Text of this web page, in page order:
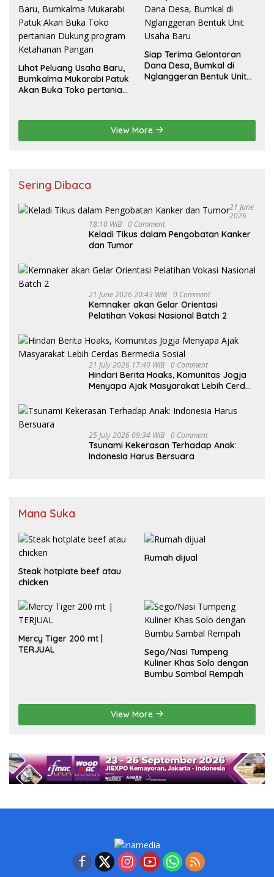
Lihat Peluang Usaha Baru,
Bumkalma Mukarabi Patuk
Akan Buka Toko pertanian
Siap Terima Gelontoran
Dana Desa, Bumkal di
Nglanggeran Bentuk Unit
View More
Sering Dibaca
21 June
2026
18:10 WIB 0 Comment
Keladi Tikus dalam Pengobatan Kanker
dan Tumor
21 June 2026 20:43 WIB 0 Comment
Kemnaker akan Gelar Orientasi
Pelatihan Vokasi Nasional Batch 2
21 July 2026 17:40 WIB 0 Comment
Hindari Berita Hoaks, Komunitas Jogja
Menyapa Ajak Masyarakat Lebih Cerdas
25 July 2026 09:34 WIB 0 Comment
Tsunami Kekerasan Terhadap Anak:
Indonesia Harus Bersuara
Mana Suka
Steak hotplate beef atau
chicken
Rumah dijual
Mercy Tiger 200 mt |
TERJUAL
Sego/Nasi Tumpeng
Kuliner Khas Solo dengan
Bumbu Sambal Rempah
View More